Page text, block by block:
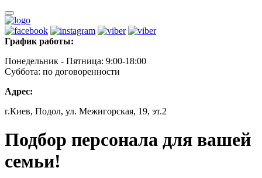
График работы:
Понедельник - Пятница: 9:00-18:00
Суббота: по договоренности
Адрес:
г.Киев, Подол, ул. Межигорская, 19, эт.2
Подбор персонала для вашей
семьи!